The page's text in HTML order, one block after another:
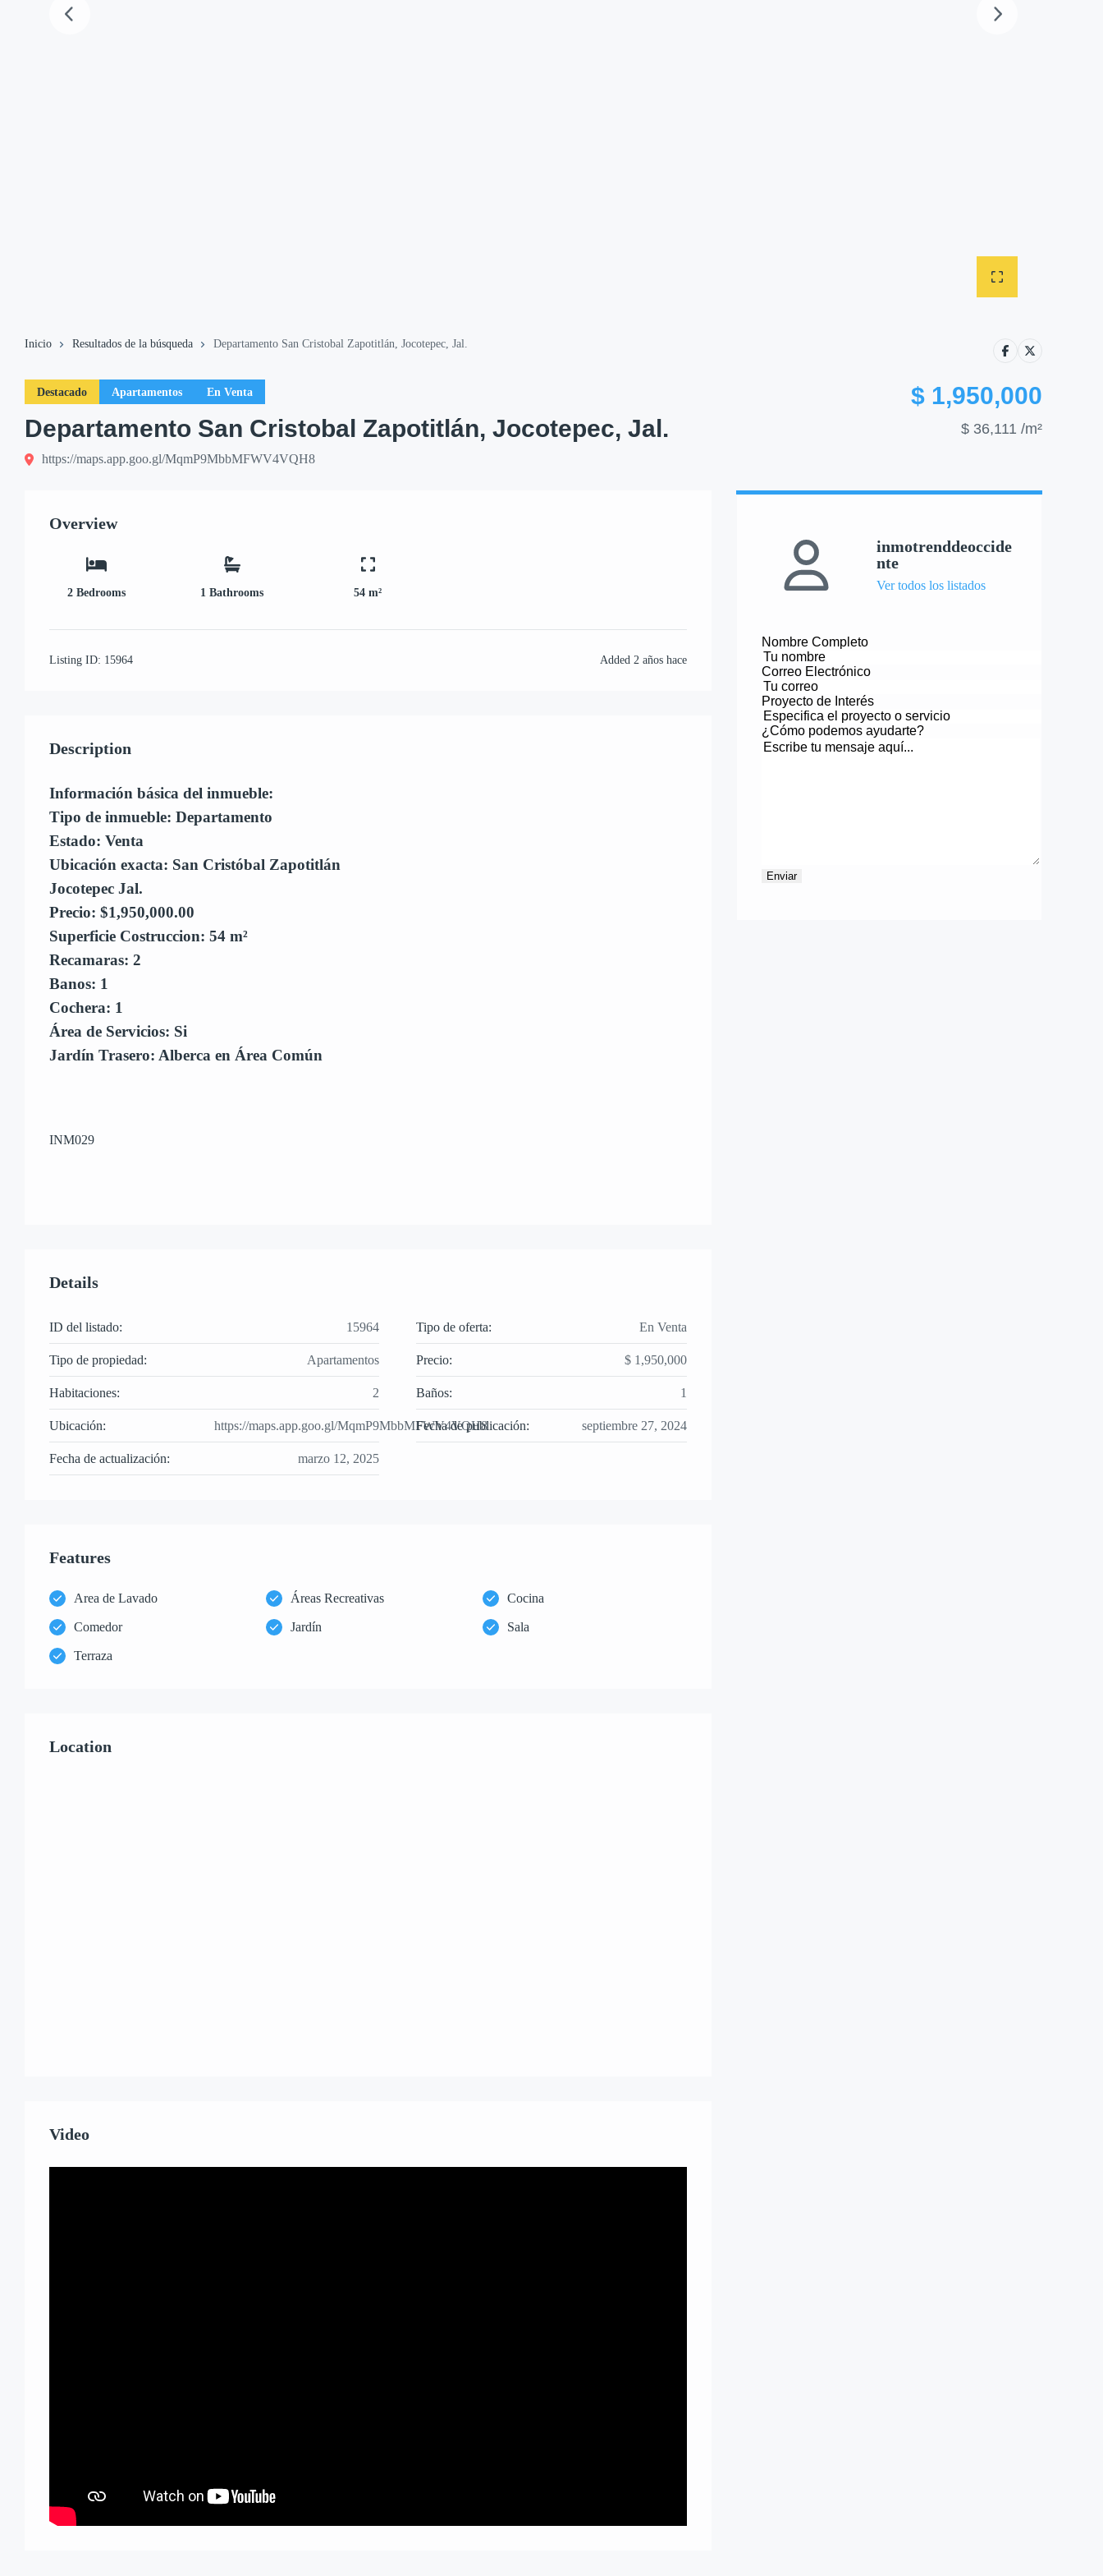
Inicio Resultados de la búsqueda Departamento San Cristobal Zapotitlán, Jocotepec, Jal.
Destacado Apartamentos En Venta
Departamento San Cristobal Zapotitlán, Jocotepec, Jal.
https://maps.app.goo.gl/MqmP9MbbMFWV4VQH8
$ 1,950,000
$ 36,111 /m²
Overview
2 Bedrooms 1 Bathrooms 54 m²
Listing ID: 15964 Added 2 años hace
Description
Información básica del inmueble:
Tipo de inmueble: Departamento
Estado: Venta
Ubicación exacta: San Cristóbal Zapotitlán
Jocotepec Jal.
Precio: $1,950,000.00
Superficie Costruccion: 54 m²
Recamaras: 2
Banos: 1
Cochera: 1
Área de Servicios: Si
Jardín Trasero: Alberca en Área Común
INM029
Details
ID del listado: 15964 Tipo de oferta: En Venta
Tipo de propiedad: Apartamentos Precio: $ 1,950,000
Habitaciones: 2 Baños: 1
Ubicación: https://maps.app.goo.gl/MqmP9MbbMFWV4VQH8
Fecha de publicación: septiembre 27, 2024
Fecha de actualización: marzo 12, 2025
Features
Area de Lavado Áreas Recreativas Cocina
Comedor Jardín Sala
Terraza
Location
Video
inmotrenddeoccide
nte
Ver todos los listados
Nombre Completo
Correo Electrónico
Proyecto de Interés
¿Cómo podemos ayudarte?